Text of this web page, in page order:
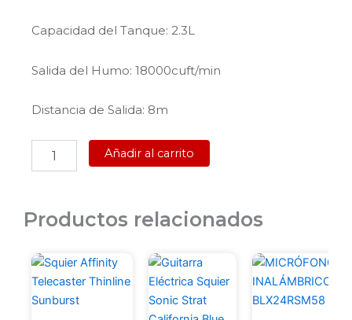
Capacidad del Tanque: 2.3L
Salida del Humo: 18000cuft/min
Distancia de Salida: 8m
de
1500W
+
Control
Remoto
cantidad
Añadir al carrito
Productos relacionados